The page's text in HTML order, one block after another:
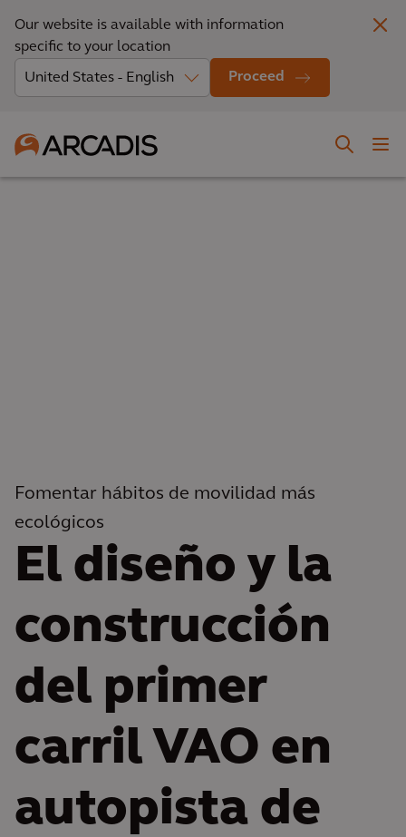
Our website is available with information
specific to your location
Proceed
Fomentar hábitos de movilidad más
ecológicos
El diseño y la
construcción
del primer
carril VAO en
autopista de